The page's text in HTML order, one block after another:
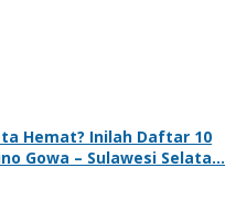
Hemat? Inilah Daftar 10
Gowa – Sulawesi Selata…